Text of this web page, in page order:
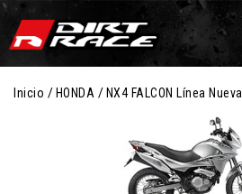
Inicio HONDA NX4 FALCON Línea Nueva